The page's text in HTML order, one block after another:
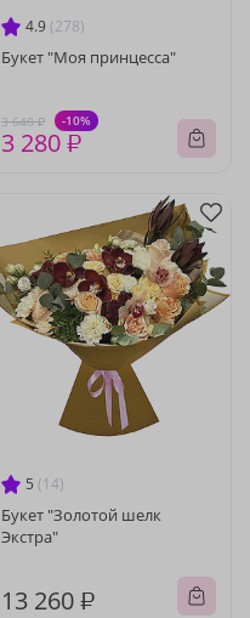
4.9 (278)
Букет "Моя принцесса"
3 640 ₽ -10%
3 280 ₽
5 (14)
Букет "Золотой шелк
Экстра"
13 260 ₽